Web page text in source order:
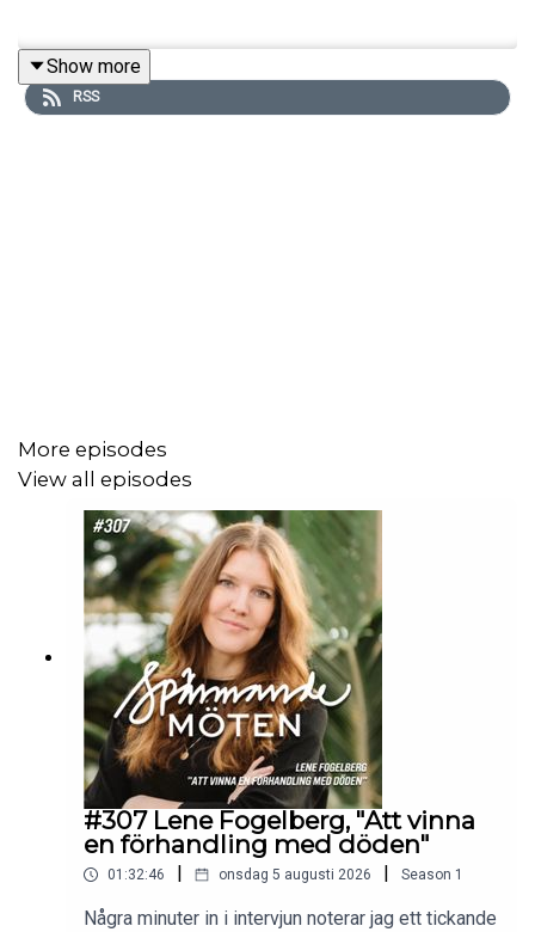
Som ung levde därför Victoria ett mycket ensamt liv. Det
var inte så många som ville prata om Bach eller om tiden
tillbaka är hon gift med debattören och tidigare IT-
entreprenören Christer Sturmark. Något som hon kommer
tillbaka till flera gånger i samtalet.
Vi pratar också om att hon är konstig, att ensamhet
kommer med generna, varför hon tvingade föräldrarna att
köra till Lübeck, likheten mellan Jan Malmsjö och
Hannibal Lector, vilka frågor som är viktiga i livet och att
alla borde tvingas att se filmen Gökboet.
Show more
RSS
More episodes
View all episodes
#307 Lene Fogelberg, "Att vinna
en förhandling med döden"
01:32:46 | onsdag 5 augusti 2026 | Season 1
Några minuter in i intervjun noterar jag ett tickande